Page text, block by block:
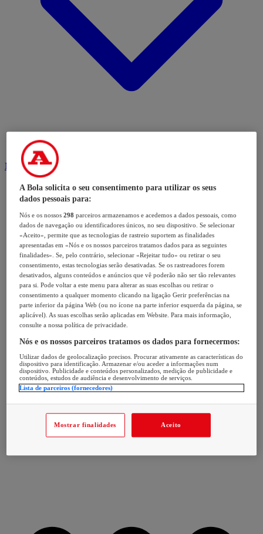
Modalidades
A Bola solicita o seu consentimento para utilizar os seus
dados pessoais para:
Nós e os nossos298 parceiros armazenamos e acedemos a dados pessoais, como
dados de navegação ou identificadores únicos, no seu dispositivo. Se selecionar
«Aceito», permite que as tecnologias de rastreio suportem as finalidades
apresentadas em «Nós e os nossos parceiros tratamos dados para as seguintes
finalidades». Se, pelo contrário, selecionar «Rejeitar tudo» ou retirar o seu
consentimento, estas tecnologias serão desativadas. Se os rastreadores forem
desativados, alguns conteúdos e anúncios que vê poderão não ser tão relevantes
para si. Pode voltar a este menu para alterar as suas escolhas ou retirar o
consentimento a qualquer momento clicando na ligação Gerir preferências na
parte inferior da página Web (ou no ícone na parte inferior esquerda da página, se
aplicável). As suas escolhas serão aplicadas em Website. Para mais informação,
consulte a nossa política de privacidade.
Nós e os nossos parceiros tratamos os dados para fornecermos:
Utilizar dados de geolocalização precisos. Procurar ativamente as características do
dispositivo para identificação. Armazenar e/ou aceder a informações num
dispositivo. Publicidade e conteúdos personalizados, medição de publicidade e
conteúdos, estudos de audiência e desenvolvimento de serviços.
Lista de parceiros (fornecedores)
Mostrar finalidades Aceito